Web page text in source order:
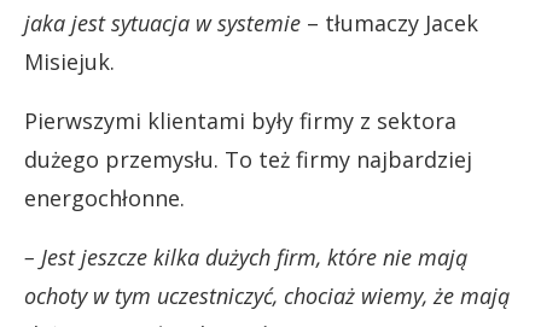
jaka jest sytuacja w systemie – tłumaczy Jacek
Misiejuk.
Pierwszymi klientami były firmy z sektora
dużego przemysłu. To też firmy najbardziej
energochłonne.
– Jest jeszcze kilka dużych firm, które nie mają
ochoty w tym uczestniczyć, chociaż wiemy, że mają